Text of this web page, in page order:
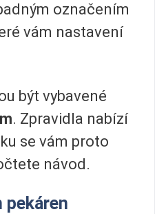
označením
vám nastavení
být vybavené
. Zpravidla nabízí
se vám proto
návod.
pekáren